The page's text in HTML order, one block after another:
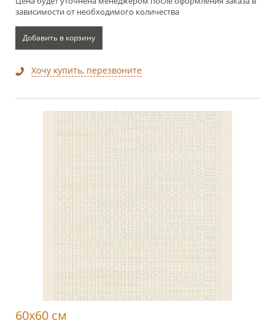
зависимости от необходимого количества
Добавить в корзину
Хочу купить, перезвоните
60x60 см